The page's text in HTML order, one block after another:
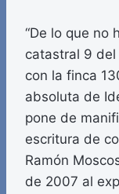
“De lo que no
catastral 9 del
con la finca
absoluta de
pone de
escritura de
Ramón
de 2007 al